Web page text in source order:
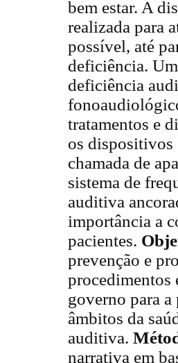
bem estar. A
realizada para
possível, até
deficiência.
deficiência
tratamentos e
os dispositivos
chamada de
sistema de
auditiva
importância a
pacientes.
prevenção e
procedimentos
governo para
âmbitos da
auditiva.
narrativa em